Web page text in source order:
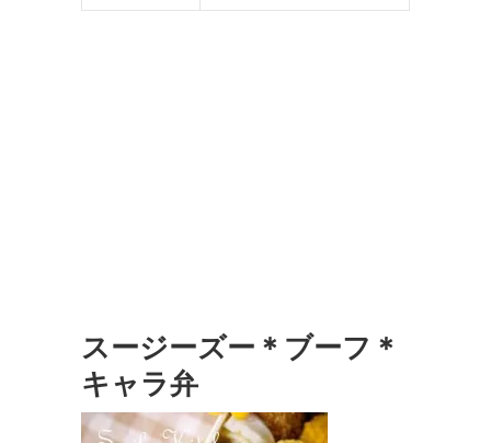
スージーズー＊ブーフ＊
キャラ弁